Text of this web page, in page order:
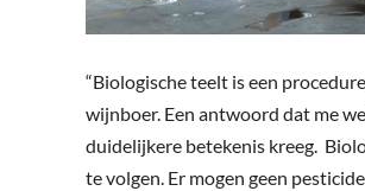
“Biologische teelt is een
wijnboer. Een antwoord dat me
duidelijkere betekenis kreeg.
te volgen. Er mogen geen